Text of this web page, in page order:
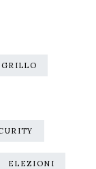
GRILLO
ELEZIONI